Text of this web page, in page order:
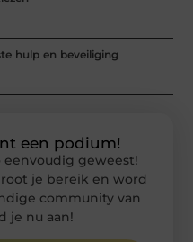
hulp en beveiliging
een podium!
geweest!
je bereik en word
community van
je nu aan!